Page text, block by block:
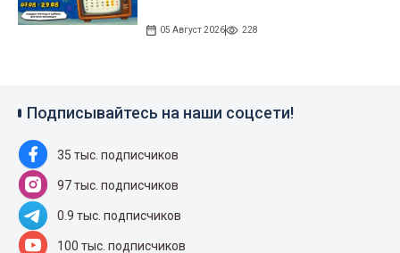
05 Август 2026 228
Подписывайтесь на наши соцсети!
35 тыс. подписчиков
97 тыс. подписчиков
0.9 тыс. подписчиков
100 тыс. подписчиков